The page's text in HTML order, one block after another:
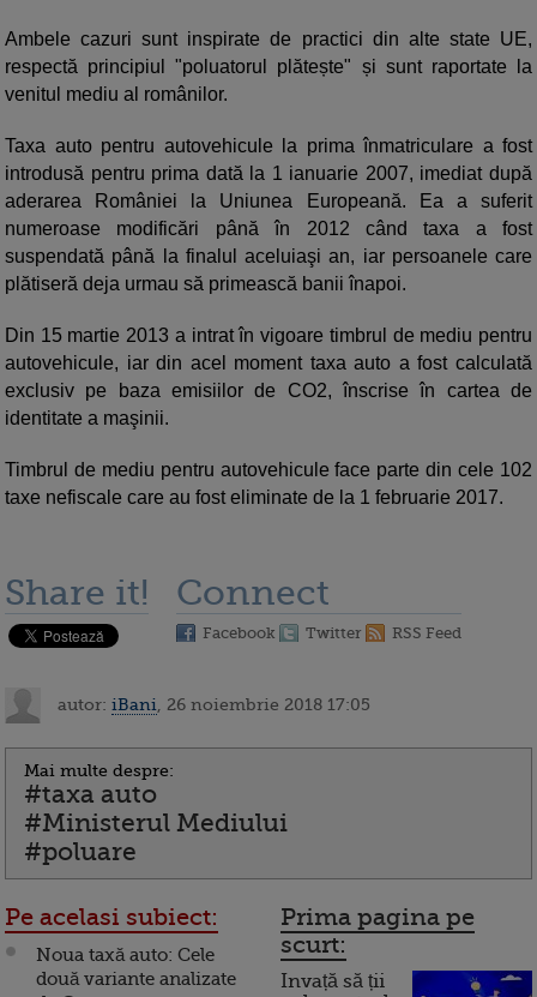
Ambele cazuri sunt inspirate de practici din alte state UE,
respectă principiul "poluatorul plătește" și sunt raportate la
venitul mediu al românilor.
Taxa auto pentru autovehicule la prima înmatriculare a fost
introdusă pentru prima dată la 1 ianuarie 2007, imediat după
aderarea României la Uniunea Europeană. Ea a suferit
numeroase modificări până în 2012 când taxa a fost
suspendată până la finalul aceluiaşi an, iar persoanele care
plătiseră deja urmau să primească banii înapoi.
Din 15 martie 2013 a intrat în vigoare timbrul de mediu pentru
autovehicule, iar din acel moment taxa auto a fost calculată
exclusiv pe baza emisiilor de CO2, înscrise în cartea de
identitate a maşinii.
Timbrul de mediu pentru autovehicule face parte din cele 102
taxe nefiscale care au fost eliminate de la 1 februarie 2017.
Share it! Connect
Facebook Twitter RSS Feed
autor: iBani , 26 noiembrie 2018 17:05
Mai multe despre:
#taxa auto
#Ministerul Mediului
#poluare
Pe acelasi subiect:
Noua taxă auto: Cele
două variante analizate
Prima pagina pe
scurt:
Invață să ții